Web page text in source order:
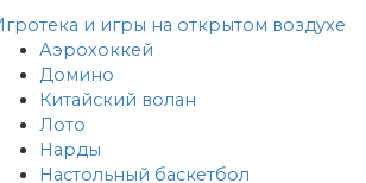
и игры на открытом воздухе
Аэрохоккей
Домино
Китайский волан
Лото
Нарды
Настольный баскетбол